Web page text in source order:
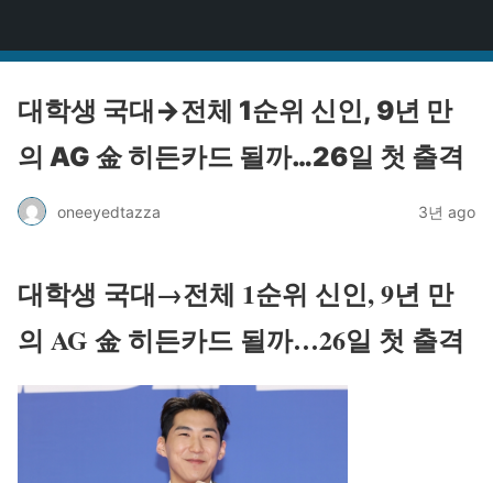
대학생 국대→전체 1순위 신인, 9년 만
의 AG 金 히든카드 될까…26일 첫 출격
oneeyedtazza 3년 ago
대학생 국대→전체 1순위 신인, 9년 만
의 AG 金 히든카드 될까…26일 첫 출격